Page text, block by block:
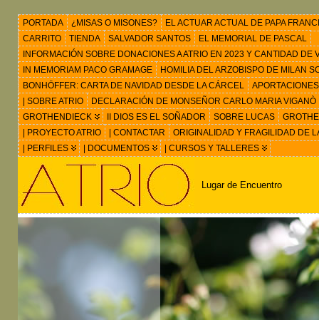
PORTADA ¿MISAS O MISONES?
EL ACTUAR ACTUAL DE PAPA
CARRITO
TIENDA SALVADOR SANTOS
EL MEMORIAL DE PASCAL
INFORMACIÓN SOBRE DONACIONES A ATRIO EN 2023 Y CANTIDAD
IN MEMORIAM PACO GRAMAGE
HOMILIA DEL ARZOBISPO DE MILAN
BONHÖFFER: CARTA DE NAVIDAD DESDE LA CÁRCEL
| SOBRE ATRIO
DECLARACIÓN DE MONSEÑOR CARLO MARIA VIGANÒ
GROTHENDIECK
II DIOS ES EL SOÑADOR SOBRE LUCAS
| PROYECTO ATRIO
| CONTACTAR
ORIGINALIDAD Y FRAGILIDAD DE
| PERFILES
| DOCUMENTOS | CURSOS Y TALLERES
Lugar de Encuentro